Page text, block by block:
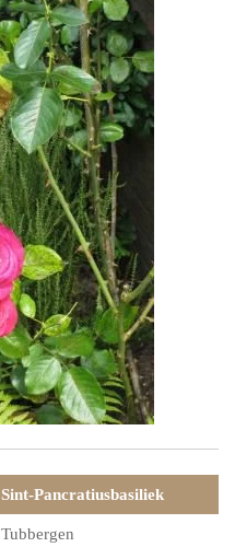
Sint-Pancratiusbasiliek
Tubbergen